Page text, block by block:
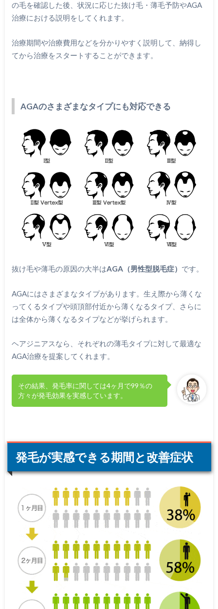
の毛を確認した後、状況に応じた抜け毛・薄毛予防やAGA
治療における説明をしてくれます。
治療期間や治療費用などを分かりやすく説明して、納得し
てから治療をスタートすることができます。
AGAのさまざまなタイプにも対応できる
抜け毛や薄毛の原因の大半はAGA（男性型脱毛症） です。
AGAにはさまざまなタイプがあります。生え際から薄くな
ってくるタイプや頭頂部付近から薄くなるタイプ、さらに
は全体から薄くなるタイプなどが挙げられます。
ヘアジニアスなら、それぞれの薄毛タイプに対して最適な
AGA治療を提案してくれます。
その結果、発毛率に関しては4ヶ月で99％の
方々が発毛効果を実感しています。
発毛が実感できる期間と改善症状